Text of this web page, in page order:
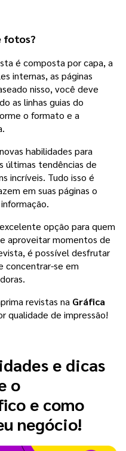
fotos?
é composta por capa, a
internas, as páginas
nisso, você deve
as linhas guias do
o formato e a
habilidades para
últimas tendências de
incríveis. Tudo isso é
em suas páginas o
opção para quem
aproveitar momentos de
é possível desfrutar
concentrar-se em
revistas na Gráfica
qualidade de impressão!
e dicas
o
e como
negócio!